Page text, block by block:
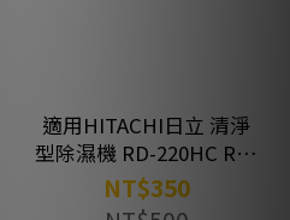
適用HITACHI日立 清淨
型除濕機 RD-220HC RD-
260HC RD-300HC RD-
360HC 抗菌HEPA濾網
NT$350